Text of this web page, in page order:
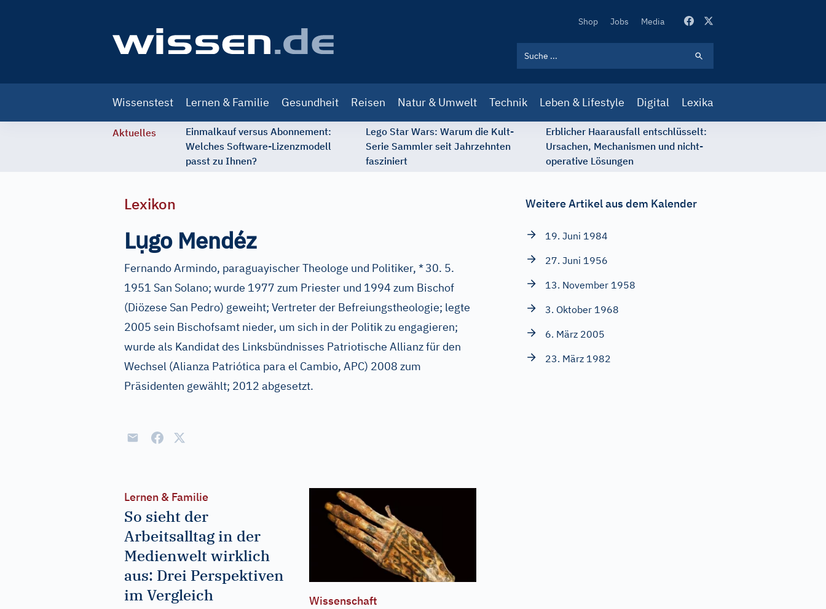
Secondary
Shop Jobs Media
navigation
Wissenstest Lernen & Familie Gesundheit Reisen Natur & Umwelt Technik Leben & Lifestyle Digital Lexika
Aktuelles
Einmalkauf versus Abonnement:
Welches Software-Lizenzmodell
passt zu Ihnen?
Lego Star Wars: Warum die Kult-
Serie Sammler seit Jahrzehnten
fasziniert
Erblicher Haarausfall entschlüsselt:
Ursachen, Mechanismen und nicht-
operative Lösungen
Lexikon
Lụgo Mendéz
Fernando Armindo, paraguayischer Theologe und Politiker, *30. 5.
1951 San Solano; wurde 1977 zum Priester und 1994 zum Bischof
(Diözese San Pedro) geweiht; Vertreter der Befreiungstheologie; legte
2005 sein Bischofsamt nieder, um sich in der Politik zu engagieren;
wurde als Kandidat des Linksbündnisses Patriotische Allianz für den
Wechsel (Alianza Patriótica para el Cambio, APC) 2008 zum
Präsidenten gewählt; 2012 abgesetzt.
Lernen & Familie
So sieht der
Arbeitsalltag in der
Medienwelt wirklich
aus: Drei Perspektiven
im Vergleich
Wissenschaft
Weitere Artikel aus dem Kalender
19. Juni 1984
27. Juni 1956
13. November 1958
3. Oktober 1968
6. März 2005
23. März 1982